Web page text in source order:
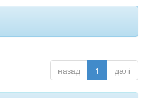
назад 1 далі